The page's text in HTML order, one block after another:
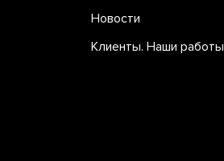
Новости
Клиенты. Наши работы